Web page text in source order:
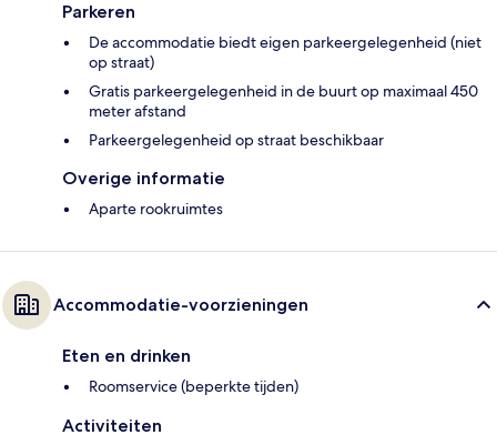
Parkeren
De accommodatie biedt eigen parkeergelegenheid (niet
op straat)
Gratis parkeergelegenheid in de buurt op maximaal 450
meter afstand
Parkeergelegenheid op straat beschikbaar
Overige informatie
Aparte rookruimtes
Accommodatie-voorzieningen
Eten en drinken
Roomservice (beperkte tijden)
Activiteiten